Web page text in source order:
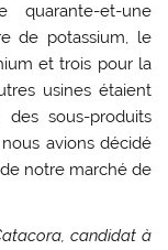
quarante-et-une
de potassium, le
et trois pour la
usines étaient
sous-produits
avions décidé
notre marché de
candidat à